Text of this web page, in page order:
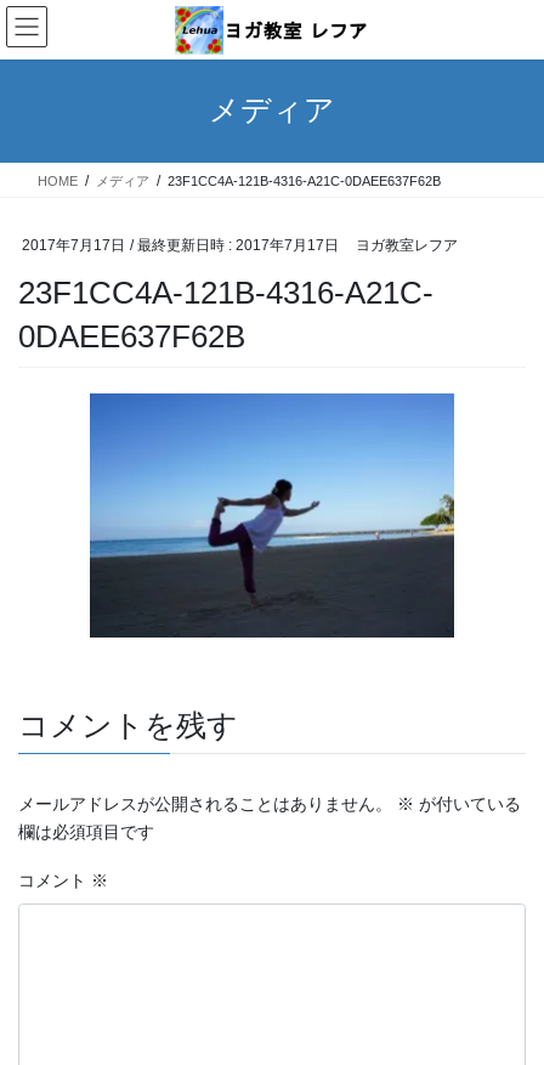
コ
ン
テ
ス
ナ
ビ
ゲ
ン
メディア
HOME メディア 23F1CC4A-121B-4316-A21C-0DAEE637F62B
2017年7月17日 / 最終更新日時 : 2017年7月17日 ヨガ教室レフア
23F1CC4A-121B-4316-A21C-
0DAEE637F62B
コメントを残す
メールアドレスが公開されることはありません。 ※ が付いている
欄は必須項目です
コメント ※